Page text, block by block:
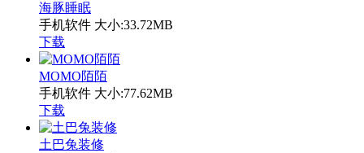
海豚睡眠
手机软件 大小:33.72MB
下载
MOMO陌陌
手机软件 大小:77.62MB
下载
土巴兔装修